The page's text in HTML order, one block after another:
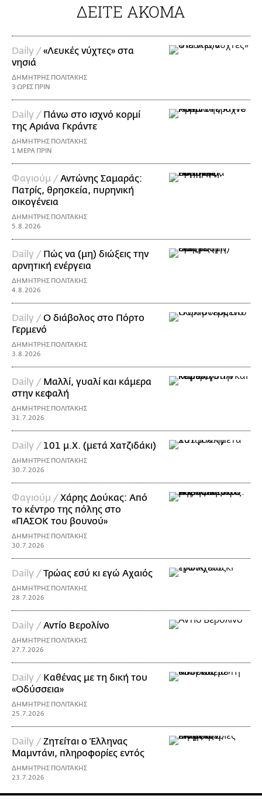
ΔΕΙΤΕ ΑΚΟΜΑ
Daily /«Λευκές νύχτες» στα
νησιά
ΔΗΜΗΤΡΗΣ ΠΟΛΙΤΑΚΗΣ
3 ΩΡΕΣ ΠΡΙΝ
Daily / Πάνω στο ισχνό κορμί
της Αριάνα Γκράντε
ΔΗΜΗΤΡΗΣ ΠΟΛΙΤΑΚΗΣ
1 ΜΕΡΑ ΠΡΙΝ
Φαγιούμ /Αντώνης Σαμαράς:
Πατρίς, θρησκεία, πυρηνική
οικογένεια
ΔΗΜΗΤΡΗΣ ΠΟΛΙΤΑΚΗΣ
5.8.2026
Daily / Πώς να (μη) διώξεις την
αρνητική ενέργεια
ΔΗΜΗΤΡΗΣ ΠΟΛΙΤΑΚΗΣ
4.8.2026
Daily /Ο διάβολος στο Πόρτο
Γερμενό
ΔΗΜΗΤΡΗΣ ΠΟΛΙΤΑΚΗΣ
3.8.2026
Daily / Μαλλί, γυαλί και κάμερα
στην κεφαλή
ΔΗΜΗΤΡΗΣ ΠΟΛΙΤΑΚΗΣ
31.7.2026
Daily / 101 μ.Χ. (μετά Χατζιδάκι)
ΔΗΜΗΤΡΗΣ ΠΟΛΙΤΑΚΗΣ
30.7.2026
Φαγιούμ /Χάρης Δούκας: Από
το κέντρο της πόλης στο
«ΠΑΣΟΚ του βουνού»
ΔΗΜΗΤΡΗΣ ΠΟΛΙΤΑΚΗΣ
30.7.2026
Daily /Τρώας εσύ κι εγώ Αχαιός
ΔΗΜΗΤΡΗΣ ΠΟΛΙΤΑΚΗΣ
28.7.2026
Daily /Αντίο Βερολίνο
ΔΗΜΗΤΡΗΣ ΠΟΛΙΤΑΚΗΣ
27.7.2026
Daily / Καθένας με τη δική του
«Οδύσσεια»
ΔΗΜΗΤΡΗΣ ΠΟΛΙΤΑΚΗΣ
25.7.2026
Daily /Ζητείται ο Έλληνας
Μαμντάνι, πληροφορίες εντός
ΔΗΜΗΤΡΗΣ ΠΟΛΙΤΑΚΗΣ
23.7.2026